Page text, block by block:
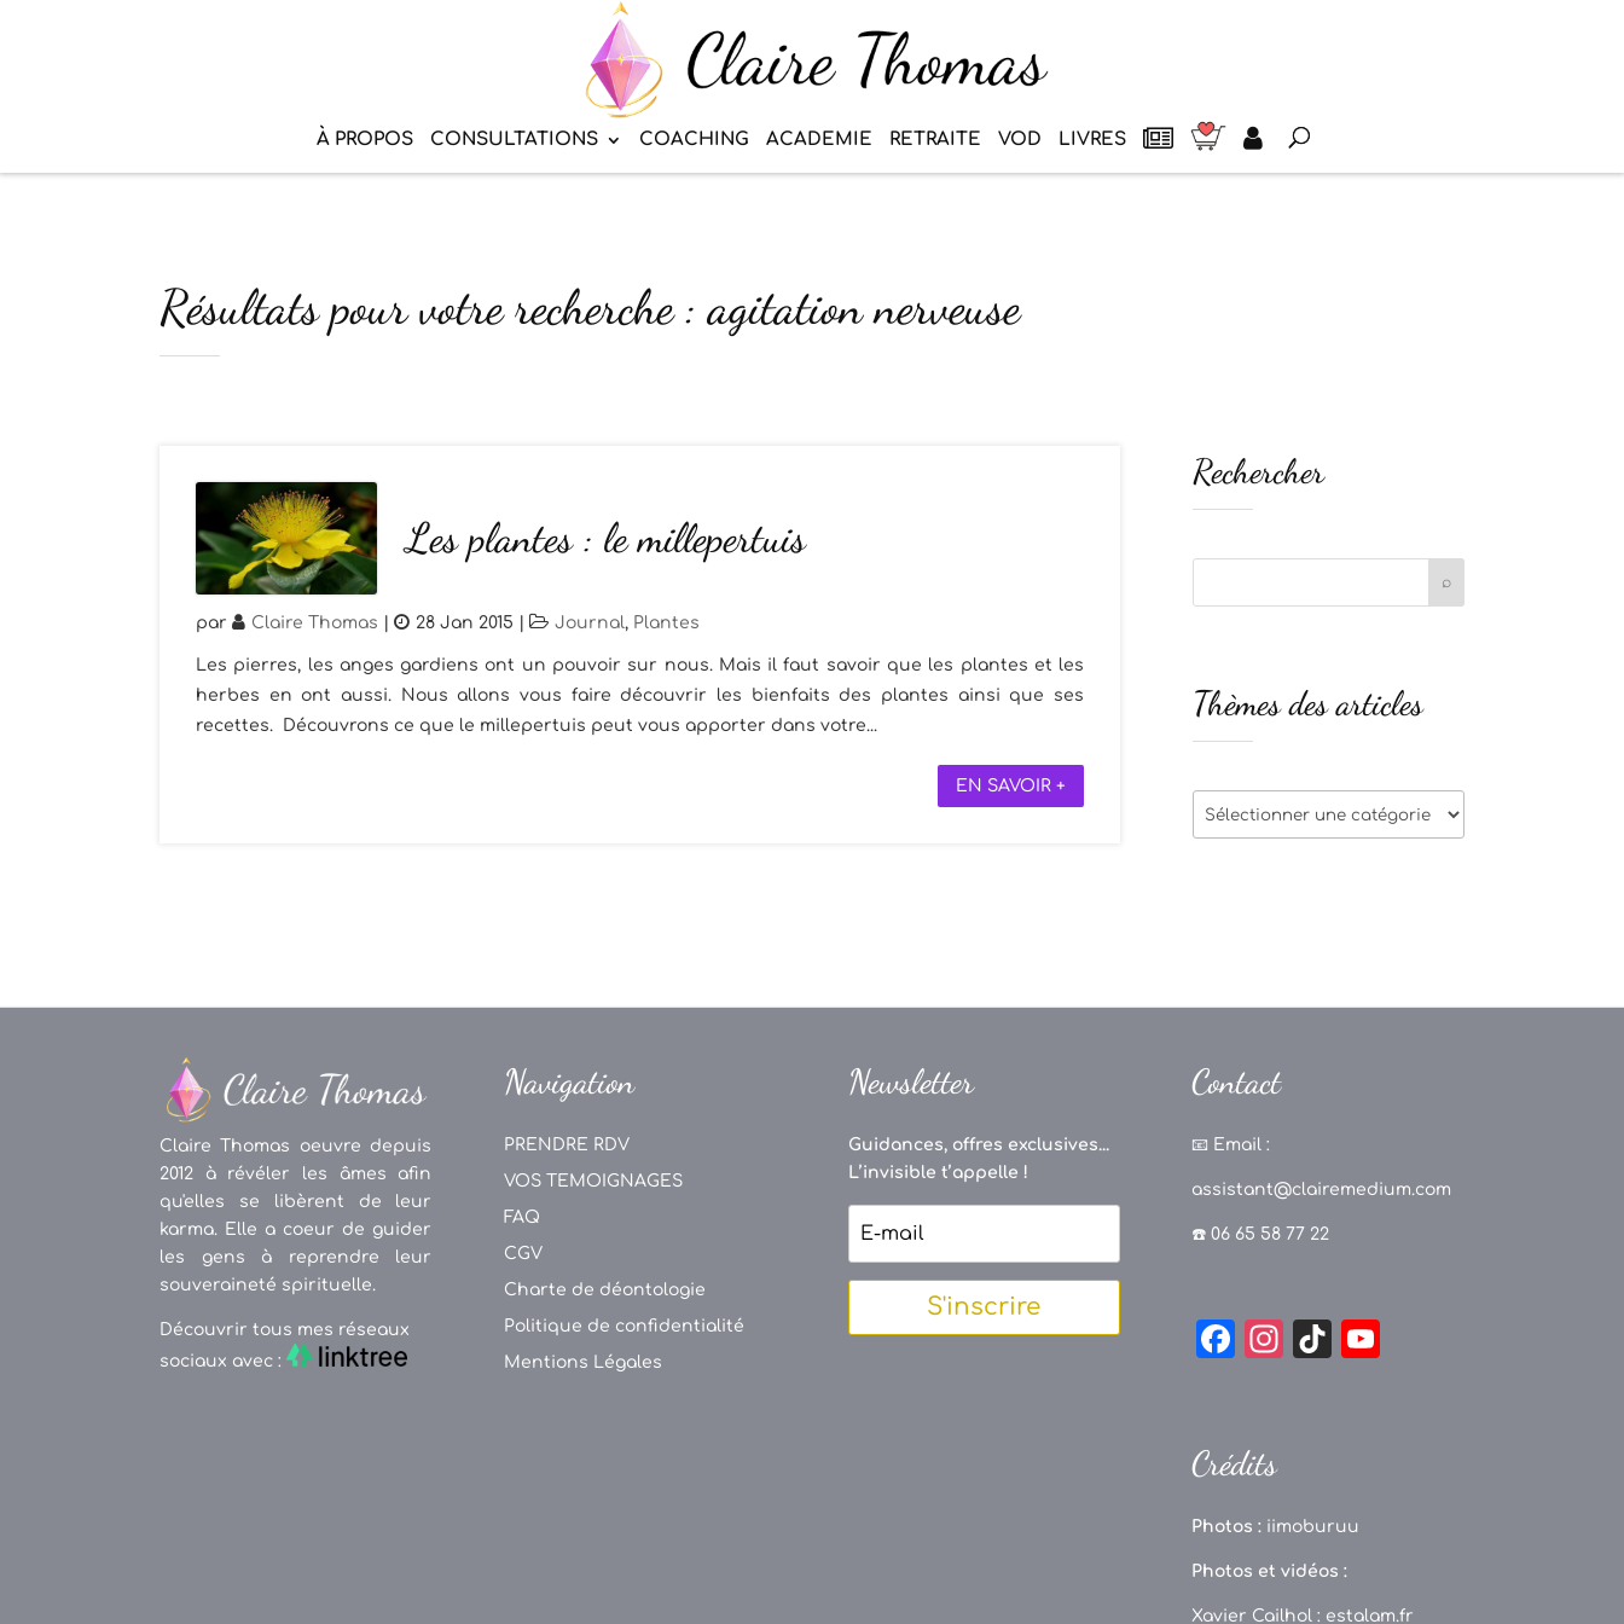
À PROPOS CONSULTATIONS COACHING ACADEMIE RETRAITE VOD LIVRES
Résultats pour votre recherche : agitation nerveuse
Les plantes : le millepertuis
par Claire Thomas 28 Jan 2015 Journal, Plantes
Les pierres, les anges gardiens ont un pouvoir sur nous. Mais il faut savoir que les plantes et les
herbes en ont aussi. Nous allons vous faire découvrir les bienfaits des plantes ainsi que ses
recettes. Découvrons ce que le millepertuis peut vous apporter dans votre...
EN SAVOIR +
Rechercher
Thèmes des articles
Thèmes
des
Claire Thomas oeuvre depuis
2012 à révéler les âmes afin
qu'elles se libèrent de leur
karma. Elle a coeur de guider
les gens à reprendre leur
souveraineté spirituelle.
Découvrir tous mes réseaux
sociaux avec :
Navigation
PRENDRE RDV
VOS TEMOIGNAGES
FAQ
CGV
Charte de déontologie
Politique de confidentialité
Mentions Légales
Newsletter
Guidances, offres exclusives...
L’invisible t’appelle !
S'inscrire
Contact
📧 Email :
assistant@clairemedium.com
☎️ 06 65 58 77 22
F
e
o
o
k
In
a
m
Ti
C
Crédits
Photos : iimoburuu
Photos et vidéos :
Xavier Cailhol : estalam.fr